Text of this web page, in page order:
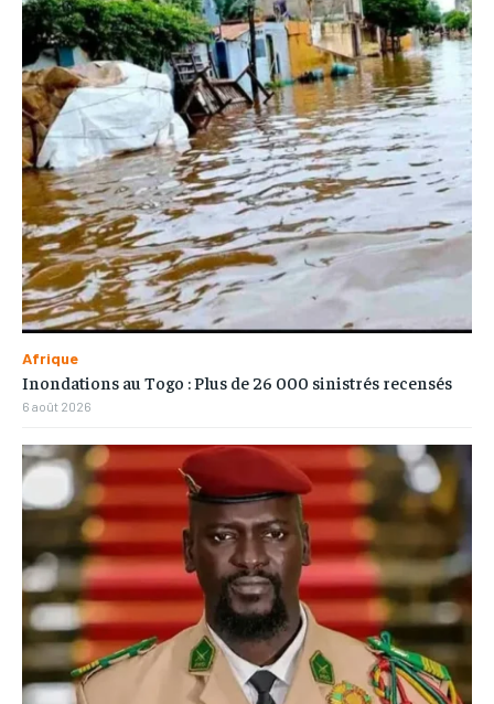
Afrique
Inondations au Togo : Plus de 26 000 sinistrés recensés
6 août 2026